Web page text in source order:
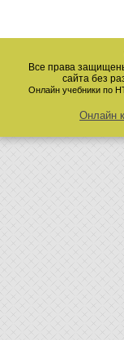
Все права
сайта без
Онлайн учебники по
Онлайн